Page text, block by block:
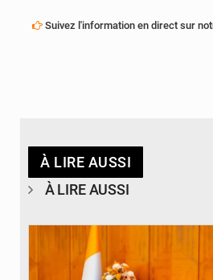
Suivez l'information en direct sur
À LIRE AUSSI
À LIRE AUSSI